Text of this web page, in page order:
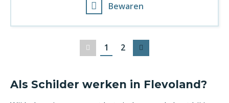
Bewaren
Vorige
1 2
Als Schilder werken in Flevoland?